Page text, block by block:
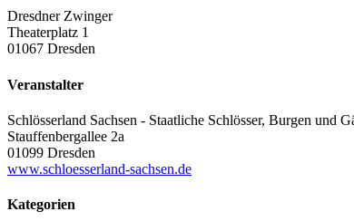
Dresdner Zwinger
Theaterplatz 1
01067 Dresden
Veranstalter
Schlösserland Sachsen - Staatliche Schlösser, Burgen und
Stauffenbergallee 2a
01099 Dresden
www.schloesserland-sachsen.de
Kategorien